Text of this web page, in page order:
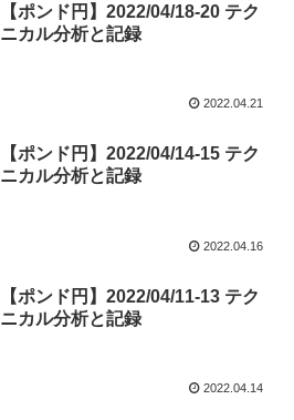
【ポンド円】2022/04/18-20 テク
ニカル分析と記録
2022.04.21
【ポンド円】2022/04/14-15 テク
ニカル分析と記録
2022.04.16
【ポンド円】2022/04/11-13 テク
ニカル分析と記録
2022.04.14